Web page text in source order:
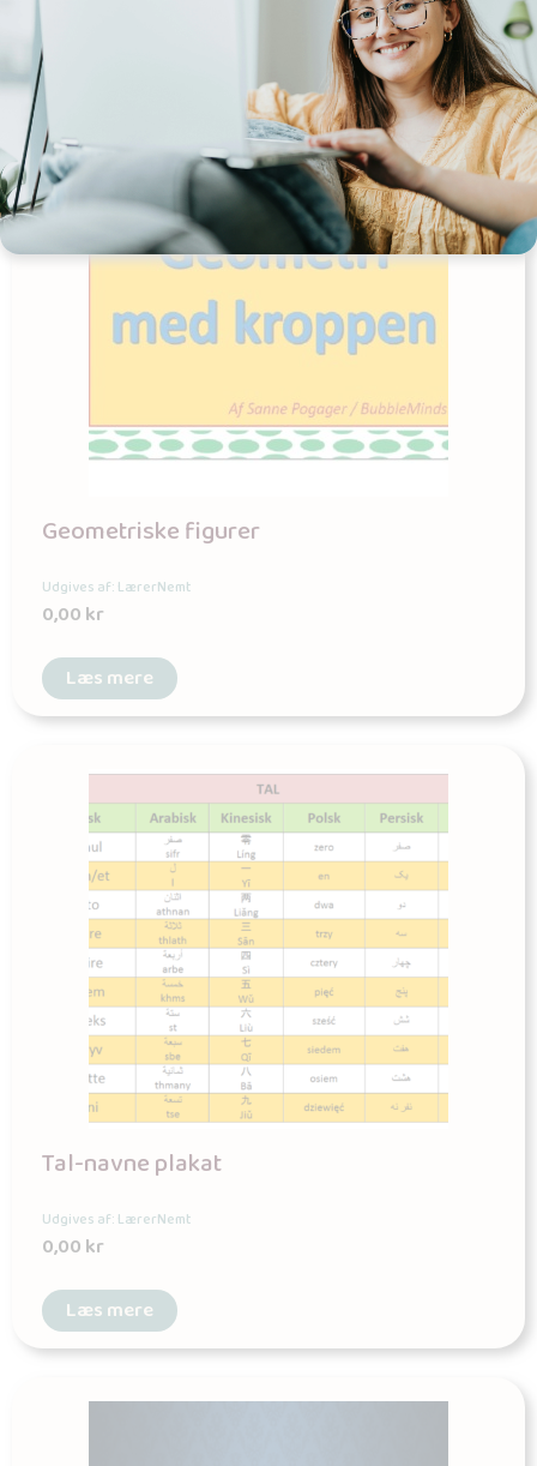
Geometriske figurer
Udgives af: LærerNemt
0,00kr
Læs mere
Tal-navne plakat
Udgives af: LærerNemt
0,00kr
Læs mere